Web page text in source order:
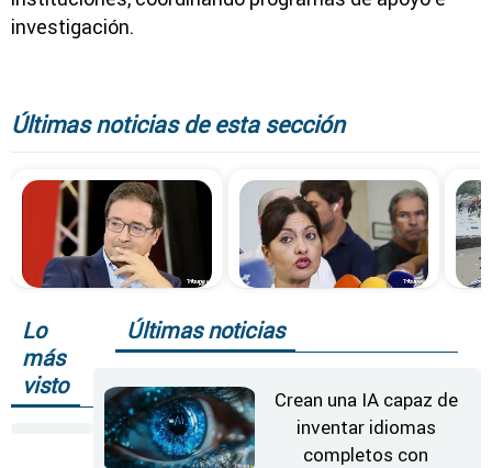
investigación.
Últimas noticias de esta sección
Lo
más
visto
Últimas noticias
Crean una IA capaz de
inventar idiomas
completos con